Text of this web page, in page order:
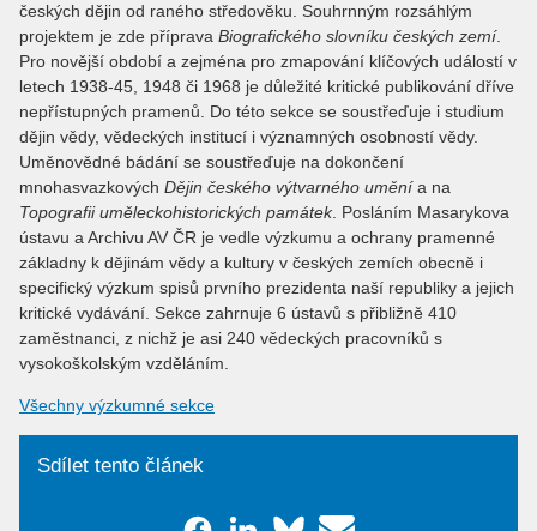
českých dějin od raného středověku. Souhrnným rozsáhlým
projektem je zde příprava Biografického slovníku českých zemí.
Pro novější období a zejména pro zmapování klíčových událostí v
letech 1938-45, 1948 či 1968 je důležité kritické publikování dříve
nepřístupných pramenů. Do této sekce se soustřeďuje i studium
dějin vědy, vědeckých institucí i významných osobností vědy.
Uměnovědné bádání se soustřeďuje na dokončení
mnohasvazkových Dějin českého výtvarného uměnía na
Topografii uměleckohistorických památek. Posláním Masarykova
ústavu a Archivu AV ČR je vedle výzkumu a ochrany pramenné
základny k dějinám vědy a kultury v českých zemích obecně i
specifický výzkum spisů prvního prezidenta naší republiky a jejich
kritické vydávání. Sekce zahrnuje 6 ústavů s přibližně 410
zaměstnanci, z nichž je asi 240 vědeckých pracovníků s
vysokoškolským vzděláním.
Všechny výzkumné sekce
Sdílet tento článek